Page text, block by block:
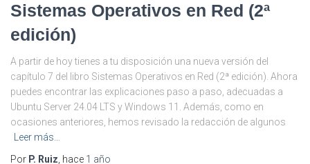
Sistemas Operativos en Red (2ª
edición)
A partir de hoy tienes a tu disposición una nueva versión del
capítulo 7 del libro Sistemas Operativos en Red (2ª edición). Ahora
puedes encontrar las explicaciones paso a paso, adecuadas a
Ubuntu Server 24.04 LTS y Windows 11. Además, como en
ocasiones anteriores, hemos revisado la redacción de algunos
Leer más…
Por P. Ruiz, hace 1 año